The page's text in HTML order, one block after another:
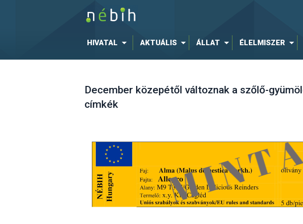
HIVATAL AKTUÁLIS ÁLLAT ÉLELMISZER
December közepétől változnak a szőlő-
címkék